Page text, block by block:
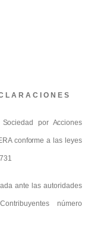
L A R A C I O N E S
por Acciones
conforme a las leyes
ante las autoridades
número